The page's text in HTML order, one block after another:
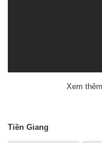
Xem
Tiền Giang